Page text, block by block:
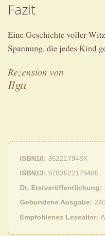
Fazit
Eine Geschichte voller
Spannung, die jedes Kind
Rezension von
Ilga
ISBN10
352217948X
ISBN13 9783522179485
Dt. Erstveröffentlichung
Gebundene Ausgabe
Empfohlenes Lesealter